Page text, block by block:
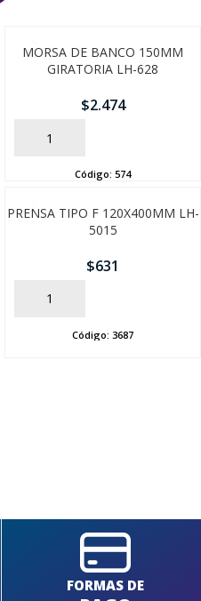
MORSA DE BANCO 150MM
GIRATORIA LH-628
$2.474
AÑADIR
Código: 574
PRENSA TIPO F 120X400MM LH-
5015
$631
AÑADIR
Código: 3687
FORMAS DE
COMPRA